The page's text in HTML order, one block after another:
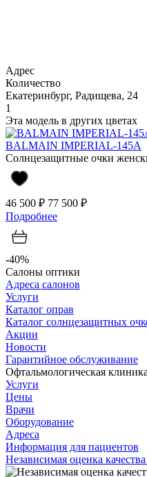
Адрес
Количество
Екатеринбург, Радищева, 24
1
Эта модель в других цветах
BALMAIN IMPERIAL-145A
Солнцезащитные очки
46 500 ₽ 77 500 ₽
Подробнее
-40%
Салоны оптики
Адреса салонов
Услуги
Каталог оправ
Каталог солнцезащитных
Акции
Новости
Гарантийное обслуживание
Офтальмологическая клиника
Услуги
Цены
Врачи
Оборудование
Адреса
Информация для пациентов
Независимая оценка